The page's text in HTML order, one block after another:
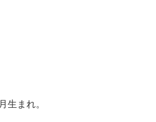
まれ。